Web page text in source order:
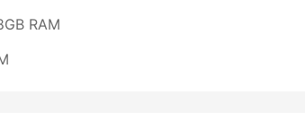
RAM